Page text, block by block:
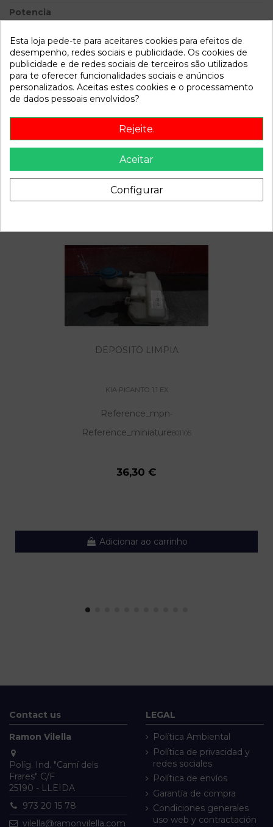
Potencia
Referência 801108
Disponível a partir de: 2022-04-05
Descrição
Recambio de mando calefaccion aire acondicionado para
kia picanto 1.1 ex referencia OEM IAM
DEPOSITO LIMPIA
KIA PICANTO 1.1 EX
Reference_mpn-
Reference_miniature801105
36,30 €
Adicionar ao carrinho
Contact us
Ramon Vilella
Políg. Ind. "Camí dels
Frares" C/F
25190 - LLEIDA
973 20 15 78
vilella@ramonvilella.com
LEGAL
Política Ambiental
Política de privacidad y
redes sociales
Política de envíos
Garantía de compra
Condiciones generales
uso web y contractación
Esta loja pede-te para aceitares cookies para efeitos de
desempenho, redes sociais e publicidade. Os cookies de
publicidade e de redes sociais de terceiros são utilizados
para te oferecer funcionalidades sociais e anúncios
personalizados. Aceitas estes cookies e o processamento
de dados pessoais envolvidos?
Rejeite.
Aceitar
Configurar